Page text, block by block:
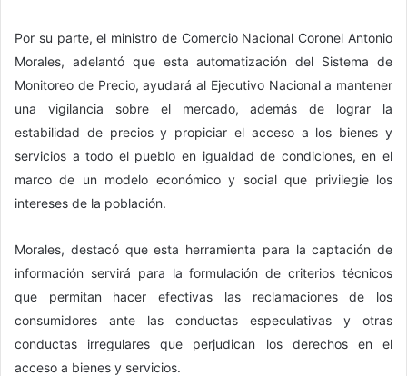
Por su parte, el ministro de Comercio Nacional Coronel Antonio
Morales, adelantó que esta automatización del Sistema de
Monitoreo de Precio, ayudará al Ejecutivo Nacional a mantener
una vigilancia sobre el mercado, además de lograr la
estabilidad de precios y propiciar el acceso a los bienes y
servicios a todo el pueblo en igualdad de condiciones, en el
marco de un modelo económico y social que privilegie los
intereses de la población.
Morales, destacó que esta herramienta para la captación de
información servirá para la formulación de criterios técnicos
que permitan hacer efectivas las reclamaciones de los
consumidores ante las conductas especulativas y otras
conductas irregulares que perjudican los derechos en el
acceso a bienes y servicios.